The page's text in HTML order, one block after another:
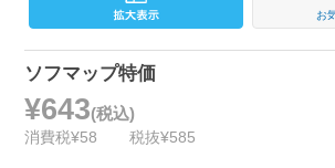
お
ソフマップ特価
¥643(税込)
消費税¥58 税抜¥585